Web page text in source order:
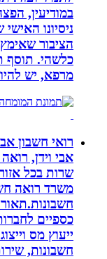
במודיעין,
הציבור שאימץ
כלשהי. תוסף
מרפא, יש
רואי חשבון אבי
אבי וידן, רואה
שרות בכל אזור
משרד רואה
חשבונות.תאור
כספיים לחברות,
ייעוץ מס
חשבונות,